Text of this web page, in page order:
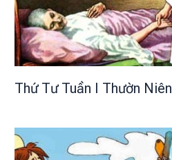
Thứ Tư Tuần I Thườn Niên